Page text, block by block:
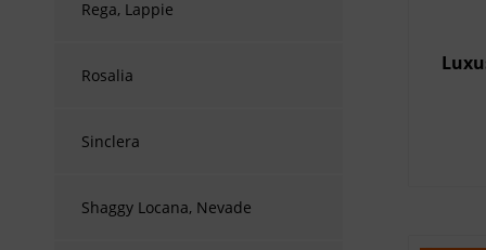
Rega, Lappie
Rosalia
Sinclera
Shaggy Locana, Nevade